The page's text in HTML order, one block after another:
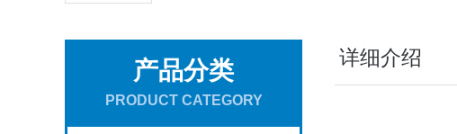
产品分类
PRODUCT CATEGORY
详细介绍